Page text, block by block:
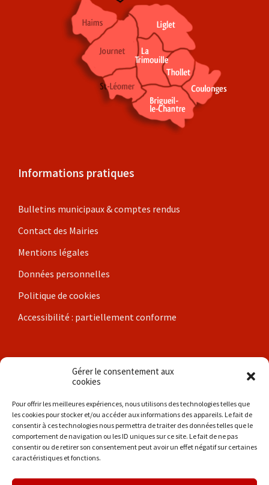
Gérer le consentement aux
cookies
Pour offrir les meilleures expériences, nous utilisons des technologies telles que
les cookies pour stocker et/ou accéder aux informations des appareils. Le fait de
consentir à ces technologies nous permettra de traiter des données telles que le
comportement de navigation ou les ID uniques sur ce site. Le fait de ne pas
consentir ou de retirer son consentement peut avoir un effet négatif sur certaines
caractéristiques et fonctions.
Informations pratiques
Bulletins municipaux & comptes rendus
Contact des Mairies
Mentions légales
Données personnelles
Politique de cookies
Accessibilité : partiellement conforme
Nos communes
Coulonges
Les Hérolles
La Trimouille